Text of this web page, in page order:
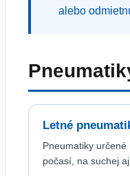
alebo
Letné
Pneumatiky
počasí, na suchej